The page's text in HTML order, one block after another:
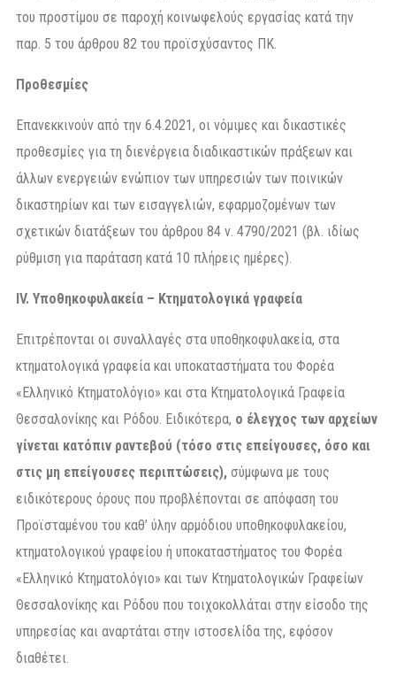
του προστίμου σε παροχή κοινωφελούς εργασίας κατά την
παρ. 5 του άρθρου 82 του προϊσχύσαντος ΠΚ.
Προθεσμίες
Επανεκκινούν από την 6.4.2021, οι νόμιμες και δικαστικές
προθεσμίες για τη διενέργεια διαδικαστικών πράξεων και
άλλων ενεργειών ενώπιον των υπηρεσιών των ποινικών
δικαστηρίων και των εισαγγελιών, εφαρμοζομένων των
σχετικών διατάξεων του άρθρου 84 ν. 4790/2021 (βλ. ιδίως
ρύθμιση για παράταση κατά 10 πλήρεις ημέρες).
IV. Υποθηκοφυλακεία – Κτηματολογικά γραφεία
Επιτρέπονται οι συναλλαγές στα υποθηκοφυλακεία, στα
κτηματολογικά γραφεία και υποκαταστήματα του Φορέα
«Ελληνικό Κτηματολόγιο» και στα Κτηματολογικά Γραφεία
Θεσσαλονίκης και Ρόδου. Ειδικότερα, ο έλεγχος των αρχείων
γίνεται κατόπιν ραντεβού (τόσο στις επείγουσες, όσο και
στις μη επείγουσες περιπτώσεις), σύμφωνα με τους
ειδικότερους όρους που προβλέπονται σε απόφαση του
Προϊσταμένου του καθ’ ύλην αρμόδιου υποθηκοφυλακείου,
κτηματολογικού γραφείου ή υποκαταστήματος του Φορέα
«Ελληνικό Κτηματολόγιο» και των Κτηματολογικών Γραφείων
Θεσσαλονίκης και Ρόδου που τοιχοκολλάται στην είσοδο της
υπηρεσίας και αναρτάται στην ιστοσελίδα της, εφόσον
διαθέτει.